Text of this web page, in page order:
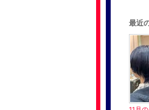
最近